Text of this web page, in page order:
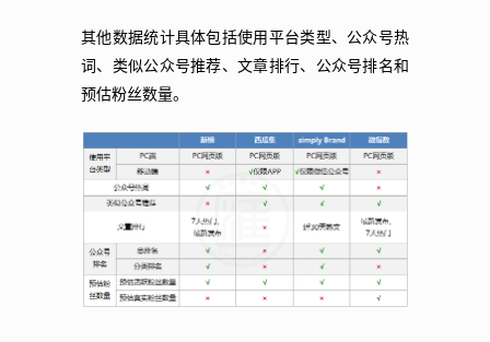
其他数据统计具体包括使用平台类型、公众号热
词、类似公众号推荐、文章排行、公众号排名和
预估粉丝数量。